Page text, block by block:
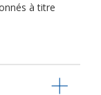
à titre